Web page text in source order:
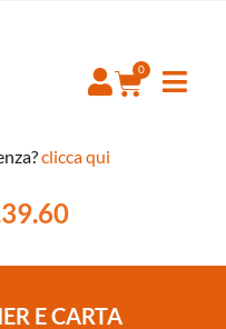
clicca qui
E CARTA